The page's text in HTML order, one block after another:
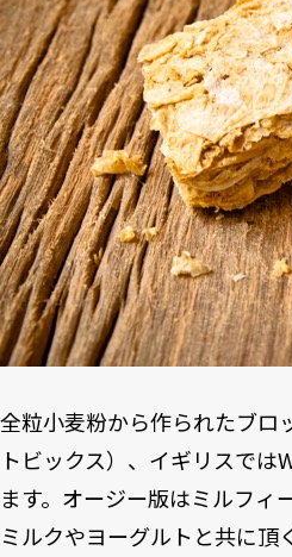
全粒小麦粉から作られたブロ
トビックス）、イギリスで
ます。オージー版はミルフィ
ミルクやヨーグルトと共に